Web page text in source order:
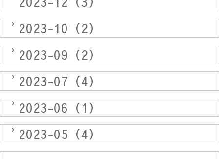
2023-10（2）
2023-09（2）
2023-07（4）
2023-06（1）
2023-05（4）